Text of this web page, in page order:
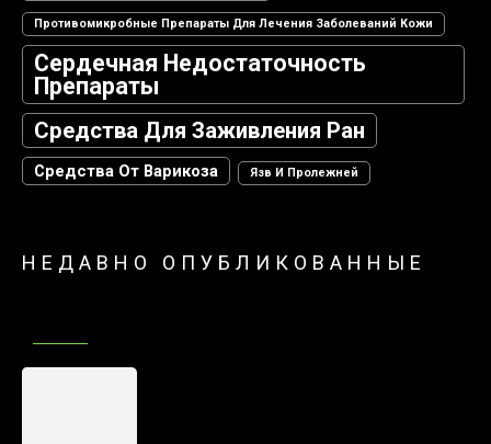
Противомикробные Препараты Для Лечения Заболеваний Кожи
Сердечная Недостаточность
Препараты
Средства Для Заживления Ран
Средства От Варикоза Язв И Пролежней
НЕДАВНО ОПУБЛИКОВАННЫЕ